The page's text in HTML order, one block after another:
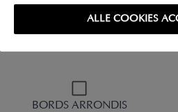
ALLE COOKIES
BORDS ARRONDIS